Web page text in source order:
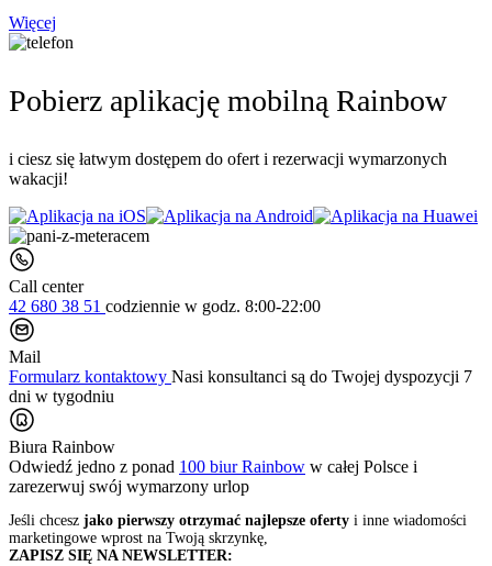
Więcej
Pobierz aplikację mobilną Rainbow
i ciesz się łatwym dostępem do ofert i rezerwacji wymarzonych
wakacji!
Call center
42 680 38 51 codziennie w godz. 8:00-22:00
Mail
Formularz kontaktowy Nasi konsultanci są do Twojej dyspozycji 7
dni w tygodniu
Biura Rainbow
Odwiedź jedno z ponad 100 biur Rainbow w całej Polsce i
zarezerwuj swój wymarzony urlop
Jeśli chcesz jako pierwszy otrzymać najlepsze oferty i inne wiadomości
marketingowe wprost na Twoją skrzynkę,
ZAPISZ SIĘ NA NEWSLETTER: